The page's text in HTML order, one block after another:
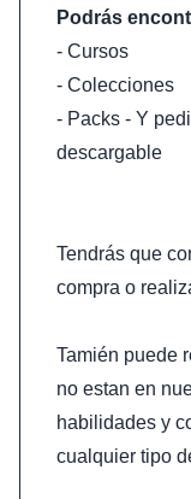
Podrás
- Cursos
- Colecciones
- Packs - Y
descargable
Tendrás que
compra o
Tamién puede
no estan en
habilidades y
cualquier tipo